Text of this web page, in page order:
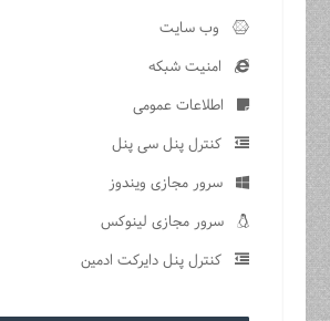
وب سایت
امنیت شبکه
اطلاعات عمومی
کنترل پنل سی پنل
سرور مجازی ویندوز
سرور مجازی لینوکس
کنترل پنل دایرکت ادمین